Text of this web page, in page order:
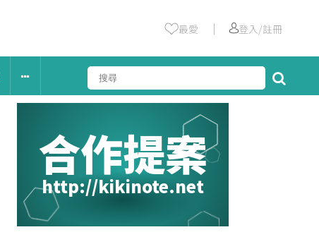
最愛 ｜ 登入/註冊
合作提案
http://kikinote.net